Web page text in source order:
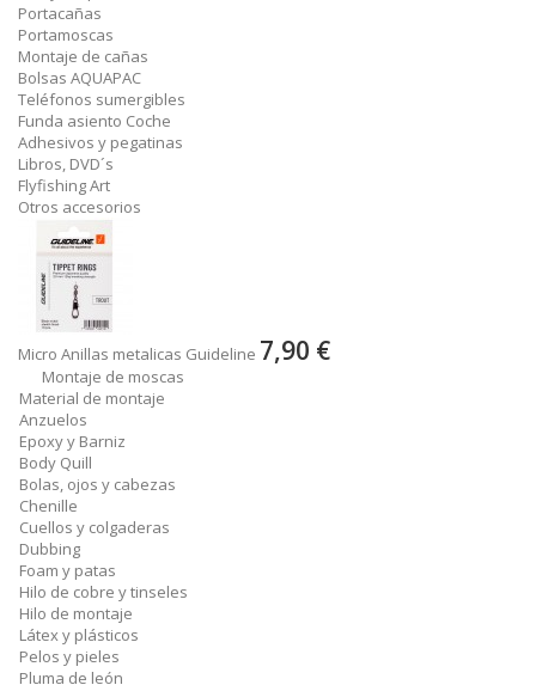
Portacañas
Portamoscas
Montaje de cañas
Bolsas AQUAPAC
Teléfonos sumergibles
Funda asiento Coche
Adhesivos y pegatinas
Libros, DVD´s
Flyfishing Art
Otros accesorios
Micro Anillas metalicas Guideline 7,90 €
Montaje de moscas
Material de montaje
Anzuelos
Epoxy y Barniz
Body Quill
Bolas, ojos y cabezas
Chenille
Cuellos y colgaderas
Dubbing
Foam y patas
Hilo de cobre y tinseles
Hilo de montaje
Látex y plásticos
Pelos y pieles
Pluma de león